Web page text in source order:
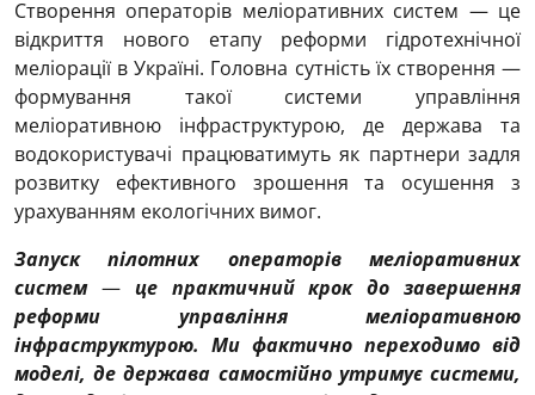
Створення операторів меліоративних систем — це
відкриття нового етапу реформи гідротехнічної
меліорації в Україні. Головна сутність їх створення —
формування такої системи управління
меліоративною інфраструктурою, де держава та
водокористувачі працюватимуть як партнери задля
розвитку ефективного зрошення та осушення з
урахуванням екологічних вимог.
Запуск пілотних операторів меліоративних
систем —це практичний крок до завершення
реформи управління меліоративною
інфраструктурою. Ми фактично переходимо від
моделі, де держава самостійно утримує системи,